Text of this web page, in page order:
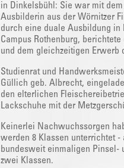
in Dinkelsbühl: Sie war mit
Ausbilderin aus der Wörnitzer
durch eine duale Ausbildung in
Campus Rothenburg,
und dem gleichzeitigen Erwerb
Studienrat und
Güllich geb. Albrecht,
den elterlichen
Lackschuhe mit der
Keinerlei Nachwuchssorgen
werden 8 Klassen unterrichtet
bundesweit einmaligen Pinsel-
zwei Klassen.